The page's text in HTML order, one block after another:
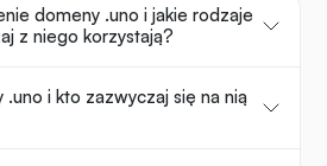
domeny .uno i jakie rodzaje
z niego korzystają?
i kto zazwyczaj się na nią